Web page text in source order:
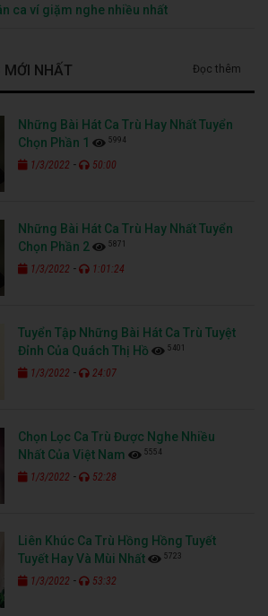
ca ví giặm nghe nhiều nhất
MỚI NHẤT Đọc thêm
Những Bài Hát Ca Trù Hay Nhất Tuyển
Chọn Phần 1
5994
1/3/2022 - 50:00
Những Bài Hát Ca Trù Hay Nhất Tuyển
Chọn Phần 2
5871
1/3/2022 - 1:01:24
Tuyển Tập Những Bài Hát Ca Trù Tuyệt
Đỉnh Của Quách Thị Hồ
5401
1/3/2022 - 24:07
Chọn Lọc Ca Trù Được Nghe Nhiều
Nhất Của Việt Nam
5554
1/3/2022 - 52:28
Liên Khúc Ca Trù Hồng Hồng Tuyết
Tuyết Hay Và Mùi Nhất
5723
1/3/2022 - 53:32